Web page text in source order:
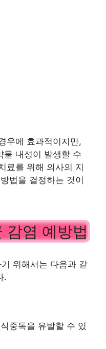
우에 효과적이지만,
물 내성이 발생할 수
료를 위해 의사의 지
법을 결정하는 것이
감염 예방법
위해서는 다음과 같
.
중독을 유발할 수 있